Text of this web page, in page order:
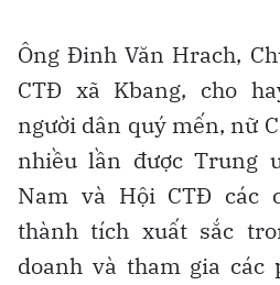
Ông Đinh Văn Hrach,
CTĐ xã Kbang, cho
người dân quý mến, nữ
nhiều lần được Trung
Nam và Hội CTĐ các
thành tích xuất sắc
doanh và tham gia các